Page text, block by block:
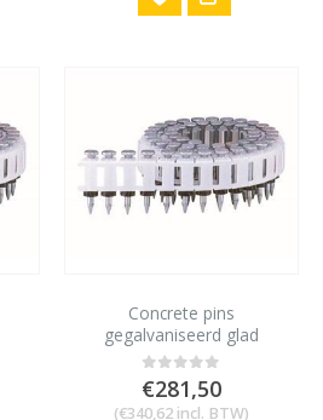
Concrete pins
gegalvaniseerd glad
22×2,5mm (2000st)
0out of 5
€281,50
(€340,62 incl. BTW)